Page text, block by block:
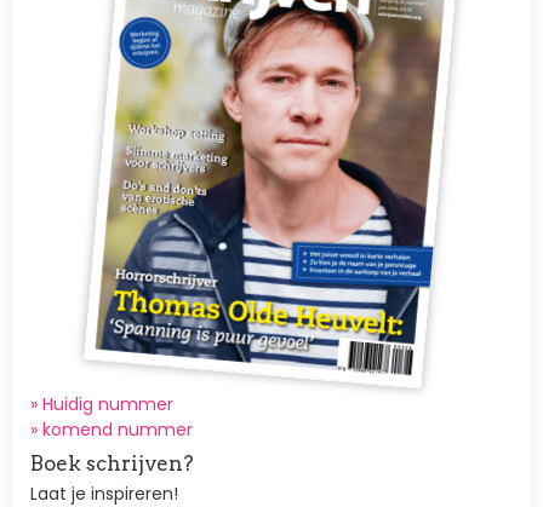
» Huidig nummer
» komend nummer
Boek schrijven?
Laat je inspireren!